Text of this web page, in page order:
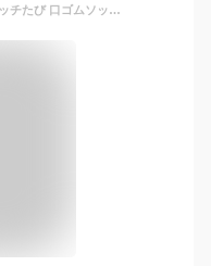
こども足袋 らくらく 伸びる ストレッチたび 口ゴムソックス 七五三 卒園式 キッズ